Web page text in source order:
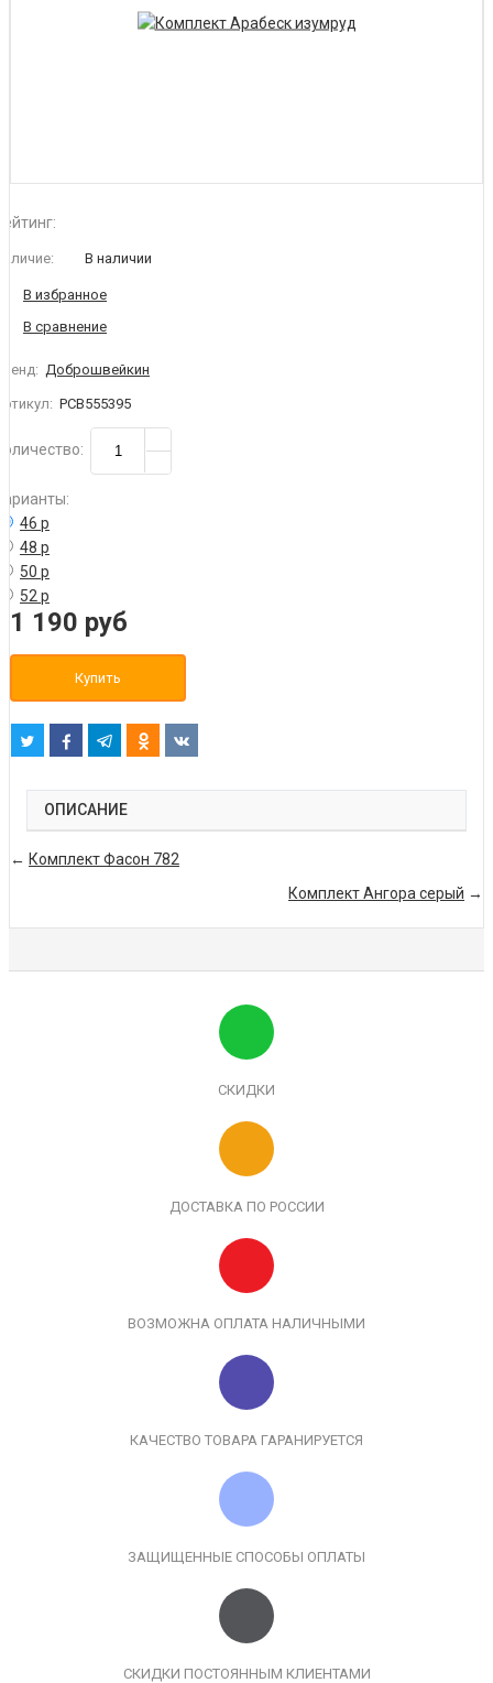
В наличии
Доброшвейкин
РСВ555395
:
46 р
48 р
50 р
52 р
1 190 руб
Купить
ОПИСАНИЕ
← Комплект Фасон 782
Комплект Ангора серый →
СКИДКИ
ДОСТАВКА ПО РОССИИ
ВОЗМОЖНА ОПЛАТА НАЛИЧНЫМИ
КАЧЕСТВО ТОВАРА ГАРАНИРУЕТСЯ
ЗАЩИЩЕННЫЕ СПОСОБЫ ОПЛАТЫ
СКИДКИ ПОСТОЯННЫМ КЛИЕНТАМИ